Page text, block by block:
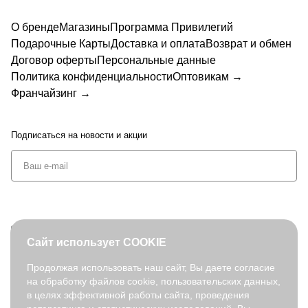
TI
DLI
F3
7-
13
DW1
33-5
TTI
DW12
2-4
FABRE
TTI
DFR85-
DFR81
-12
TTI
DW87-
13
DW78-
1
5
13
О брендеМагазиныПрограмма Привилегий
Подарочные КартыДоставка и оплатаВозврат и обмен
Договор офертыПерсональные данные
Политика конфиденциальностиОптовикам →
Франчайзинг →
Подписаться на новости и акции
© 2026. fabretti.ru. Все права защищены
На информационном ресурсе применяются
рекомендательные
Сайт использует COOKIE
Продолжая использовать наш сайт, Вы даете согласие
на обработку файлов cookie, пользовательских данных,
в целях эффективной работы сайта, проведения